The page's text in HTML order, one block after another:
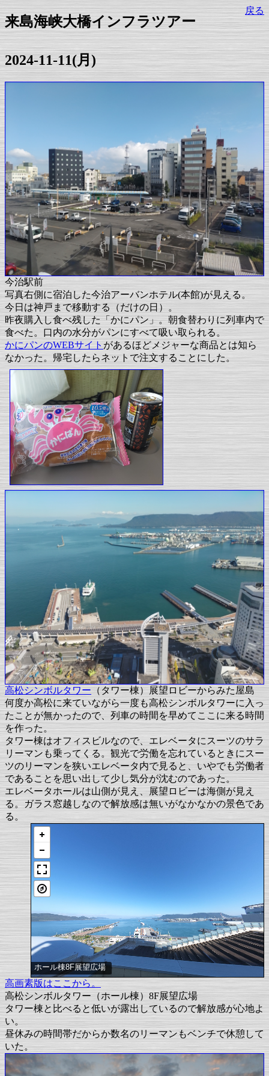
来島海峡大橋インフラツアー
戻る
2024-11-11(月)
今治駅前
写真右側に宿泊した今治アーバンホテル(本館)が見える。
今日は神戸まで移動する（だけの日）。
昨夜購入し食べ残した「かにパン」。朝食替わりに列車内で
食べた。口内の水分がパンにすべて吸い取られる。
かにパンのWEBサイト があるほどメジャーな商品とは知ら
なかった。帰宅したらネットで注文することにした。
高松シンボルタワー（タワー棟）展望ロビーからみた屋島
何度か高松に来ていながら一度も高松シンボルタワーに入っ
たことが無かったので、列車の時間を早めてここに来る時間
を作った。
タワー棟はオフィスビルなので、エレベータにスーツのサラ
リーマンも乗ってくる。観光で労働を忘れているときにスー
ツのリーマンを狭いエレベータ内で見ると、いやでも労働者
であることを思い出して少し気分が沈むのであった。
エレベータホールは山側が見え、展望ロビーは海側が見え
る。ガラス窓越しなので解放感は無いがなかなかの景色であ
る。
ホール棟8F展望広場
高画素版はここから。
高松シンボルタワー（ホール棟）8F展望広場
タワー棟と比べると低いが露出しているので解放感が心地よ
い。
昼休みの時間帯だからか数名のリーマンもベンチで休憩して
いた。